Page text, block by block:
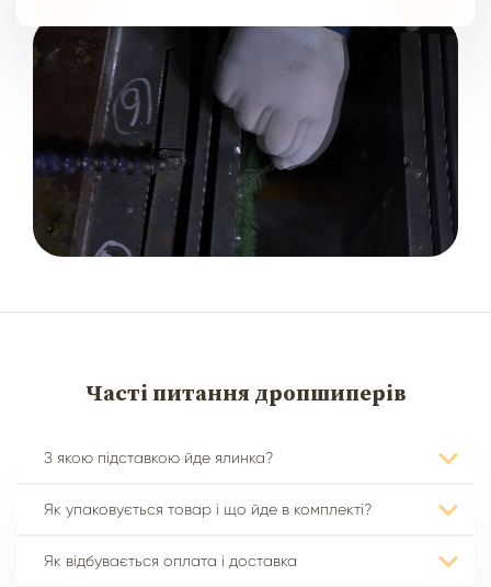
Часті питання дропшиперів
З якою підставкою йде ялинка?
Як упаковується товар і що йде в комплекті?
Як відбувається оплата і доставка